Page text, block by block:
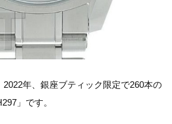
2022年、銀座ブティック限定で260本の
」です。